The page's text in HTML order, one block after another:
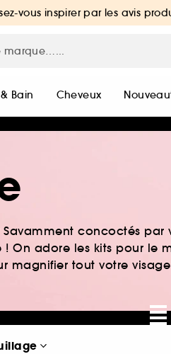
vous inspirer par les avis
Bain Cheveux
concoctés par
On adore les kits pour le
magnifier tout votre